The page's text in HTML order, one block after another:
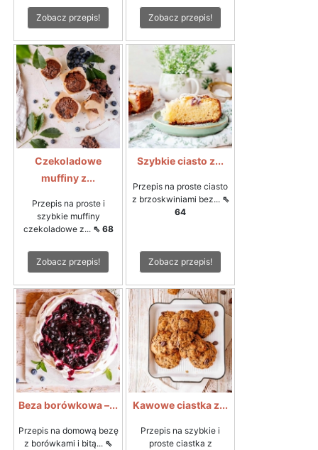
Zobacz przepis! Zobacz przepis!
Czekoladowe
muffiny z...
Przepis na proste i
szybkie muffiny
czekoladowe z... ⇖ 68
Zobacz przepis!
Szybkie ciasto z...
Przepis na proste ciasto
z brzoskwiniami bez... ⇖
64
Zobacz przepis!
Beza borówkowa –...
Przepis na domową bezę
z borówkami i bitą... ⇖
Kawowe ciastka z...
Przepis na szybkie i
proste ciastka z